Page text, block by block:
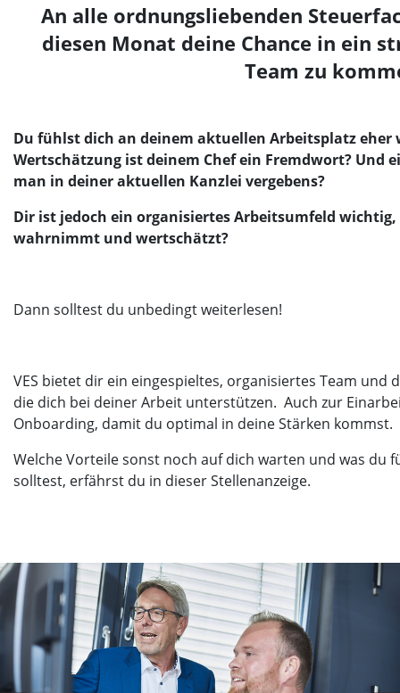
An alle ordnungsliebenden
diesen Monat deine Chance in ein
Team zu
Du fühlst dich an deinem aktuellen Arbeitsplatz eher
Wertschätzung ist deinem Chef ein Fremdwort? Und
man in deiner aktuellen Kanzlei vergebens?
Dir ist jedoch ein organisiertes Arbeitsumfeld
wahrnimmt und wertschätzt?
Dann solltest du unbedingt weiterlesen!
VES bietet dir ein eingespieltes, organisiertes Team und
die dich bei deiner Arbeit unterstützen. Auch zur
Onboarding, damit du optimal in deine Stärken kommst.
Welche Vorteile sonst noch auf dich warten und was du
solltest, erfährst du in dieser Stellenanzeige.